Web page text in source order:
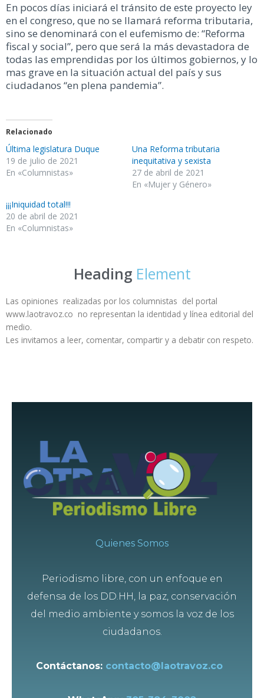
En pocos días iniciará el tránsito de este proyecto ley
en el congreso, que no se llamará reforma tributaria,
sino se denominará con el eufemismo de: “Reforma
fiscal y social”, pero que será la más devastadora de
todas las emprendidas por los últimos gobiernos, y lo
mas grave en la situación actual del país y sus
ciudadanos “en plena pandemia”.
Relacionado
Última legislatura Duque
19 de julio de 2021
En «Columnistas»
Una Reforma tributaria
inequitativa y sexista
27 de abril de 2021
En «Mujer y Género»
¡¡¡Iniquidad total!!!
20 de abril de 2021
En «Columnistas»
Heading Element
Las opiniones realizadas por los columnistas del portal
www.laotravoz.co no representan la identidad y línea editorial del
medio.
Les invitamos a leer, comentar, compartir y a debatir con respeto.
Quienes Somos
Periodismo libre, con un enfoque en
defensa de los DD.HH, la paz, conservación
del medio ambiente y somos la voz de los
ciudadanos.
Contáctanos: contacto@laotravoz.co